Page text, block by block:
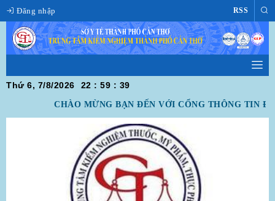
Đăng nhập RSS
Thứ 6, 7/8/2026 22 : 59 : 39
CHÀO MỪNG BẠN ĐẾN VỚI CỔNG THÔNG TIN